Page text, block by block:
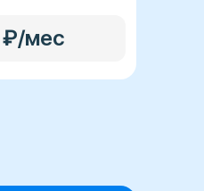
₽/мес